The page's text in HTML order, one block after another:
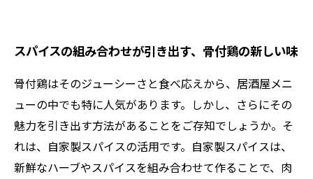
スパイスの組み合わせが引き出す、骨付鶏の新しい味
骨付鶏はそのジューシーさと食べ応えから、居酒屋メニ
ューの中でも特に人気があります。しかし、さらにその
魅力を引き出す方法があることをご存知でしょうか。そ
れは、自家製スパイスの活用です。自家製スパイスは、
新鮮なハーブやスパイスを組み合わせて作ることで、肉